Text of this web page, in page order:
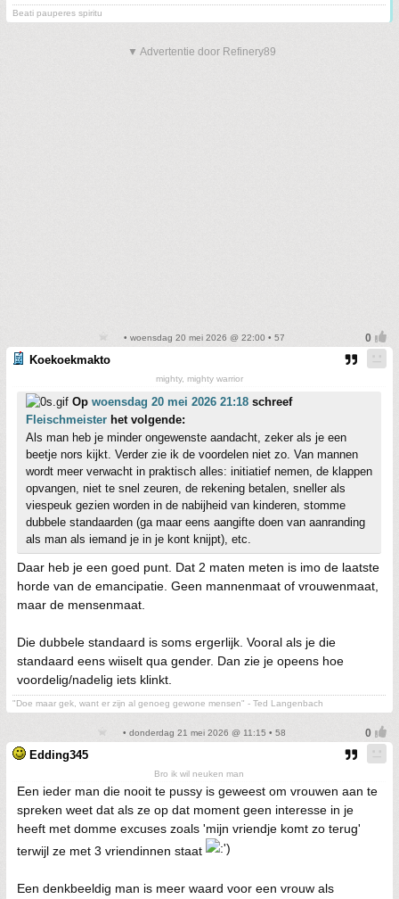
Beati pauperes spiritu
▼ Advertentie door Refinery89
• woensdag 20 mei 2026 @ 22:00 • 57
Koekoekmakto
mighty, mighty warrior
Op woensdag 20 mei 2026 21:18 schreef
Fleischmeister het volgende:
Als man heb je minder ongewenste aandacht, zeker als je een
beetje nors kijkt. Verder zie ik de voordelen niet zo. Van mannen
wordt meer verwacht in praktisch alles: initiatief nemen, de klappen
opvangen, niet te snel zeuren, de rekening betalen, sneller als
viespeuk gezien worden in de nabijheid van kinderen, stomme
dubbele standaarden (ga maar eens aangifte doen van aanranding
als man als iemand je in je kont knijpt), etc.
Daar heb je een goed punt. Dat 2 maten meten is imo de laatste
horde van de emancipatie. Geen mannenmaat of vrouwenmaat,
maar de mensenmaat.
Die dubbele standaard is soms ergerlijk. Vooral als je die
standaard eens wiiselt qua gender. Dan zie je opeens hoe
voordelig/nadelig iets klinkt.
"Doe maar gek, want er zijn al genoeg gewone mensen" - Ted Langenbach
• donderdag 21 mei 2026 @ 11:15 • 58
Edding345
Bro ik wil neuken man
Een ieder man die nooit te pussy is geweest om vrouwen aan te
spreken weet dat als ze op dat moment geen interesse in je
heeft met domme excuses zoals 'mijn vriendje komt zo terug'
terwijl ze met 3 vriendinnen staat
Een denkbeeldig man is meer waard voor een vrouw als